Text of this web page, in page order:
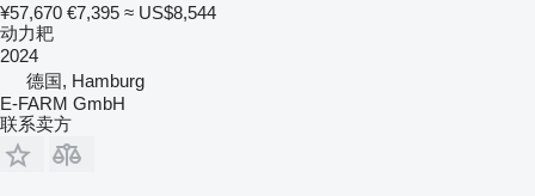
¥57,670 €7,395 ≈ US$8,544
动力耙
2024
德国, Hamburg
E-FARM GmbH
联系卖方